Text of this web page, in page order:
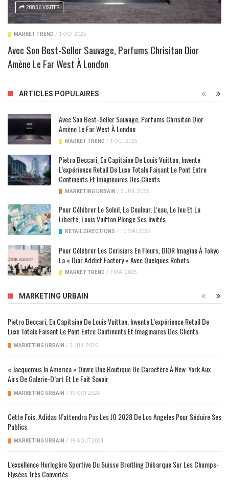
28856 VISITES
MARKET TREND / 1 OCT 2025
Avec Son Best-Seller Sauvage, Parfums Chrisitan Dior
Amène Le Far West À London
ARTICLES POPULAIRES
Avec Son Best-Seller Sauvage, Parfums Chrisitan Dior
Amène Le Far West À London
MARKET TREND / 1 OCT 2025
Pietro Beccari, En Capitaine De Louis Vuitton, Invente
L’expérience Retail De Luxe Totale Faisant Le Pont Entre
Continents Et Imaginaires Des Clients
MARKETING URBAIN / 3 JUIL 2025
Pour Célébrer Le Soleil, La Couleur, L’eau, Le Jeu Et La
Liberté, Louis Vuitton Plonge Ses Invités
RETAIL DIRECTIONS / 10 MAI 2025
Pour Célébrer Les Cerisiers En Fleurs, DIOR Imagine À Tokyo
La « Dior Addict Factory » Avec Quelques Robots
MARKET TREND / 7 MAI 2025
MARKETING URBAIN
Pietro Beccari, En Capitaine De Louis Vuitton, Invente L’expérience Retail De
Luxe Totale Faisant Le Pont Entre Continents Et Imaginaires Des Clients
MARKETING URBAIN / 3 JUIL 2025
« Jacquemus In America » Ouvre Une Boutique De Caractère À New-York Aux
Airs De Galerie-D’art Et Le Fait Savoir
MARKETING URBAIN / 19 OCT 2024
Cette Fois, Adidas N’attendra Pas Les JO 2028 De Los Angeles Pour Séduire Ses
Publics
MARKETING URBAIN / 18 AOÛT 2024
L’excellence Horlogère Sportive Du Suisse Breitling Débarque Sur Les Champs-
Elysées Très Convoités